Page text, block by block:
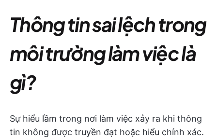
Thông tin sai lệch trong
môi trường làm việc là
gì?
Sự hiểu lầm trong nơi làm việc xảy ra khi thông
tin không được truyền đạt hoặc hiểu chính xác.